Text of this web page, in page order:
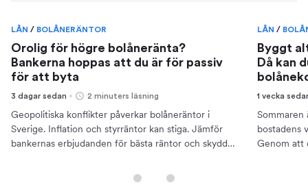
LÅN / BOLÅNERÄNTOR
Orolig för högre bolåneränta?
Bankerna hoppas att du är för passiv
för att byta
3 dagar sedan 2 minuters läsning
Geopolitiska konflikter påverkar bolåneräntor i
Sverige. Inflation och styrräntor kan stiga. Jämför
bankernas erbjudanden för bästa räntor och skydda
LÅN/
Byggt
Då kan
1 vecka
Sommaren
bostadens
Genom att